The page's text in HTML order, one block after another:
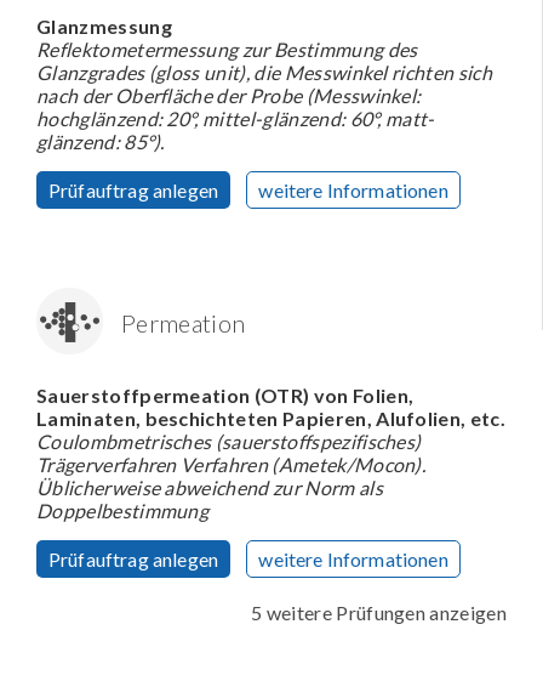
Glanzmessung
Reflektometermessung zur Bestimmung des
Glanzgrades (gloss unit), die Messwinkel richten sich
nach der Oberfläche der Probe (Messwinkel:
hochglänzend: 20°, mittel-glänzend: 60°, matt-
glänzend: 85°).
Prüfauftrag anlegen weitere Informationen
Permeation
Sauerstoffpermeation (OTR) von Folien,
Laminaten, beschichteten Papieren, Alufolien, etc.
Coulombmetrisches (sauerstoffspezifisches)
Trägerverfahren Verfahren (Ametek/Mocon).
Üblicherweise abweichend zur Norm als
Doppelbestimmung
Prüfauftrag anlegen weitere Informationen
5 weitere Prüfungen anzeigen